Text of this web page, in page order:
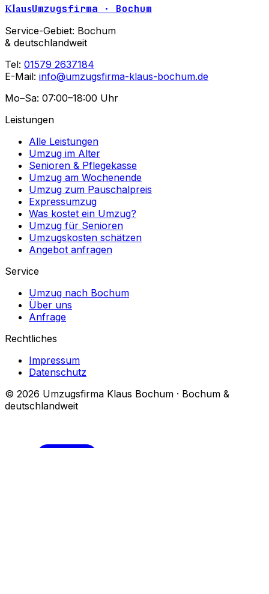
KlausUmzugsfirma · Bochum
Service-Gebiet: Bochum
& deutschlandweit
Tel: 01579 2637184
E-Mail: info@umzugsfirma-klaus-bochum.de
Mo–Sa: 07:00–18:00 Uhr
Leistungen
Alle Leistungen
Umzug im Alter
Senioren & Pflegekasse
Umzug am Wochenende
Umzug zum Pauschalpreis
Expressumzug
Was kostet ein Umzug?
Umzug für Senioren
Umzugskosten schätzen
Angebot anfragen
Service
Umzug nach Bochum
Über uns
Anfrage
Rechtliches
Impressum
Datenschutz
© 2026 Umzugsfirma Klaus Bochum · Bochum &
deutschlandweit